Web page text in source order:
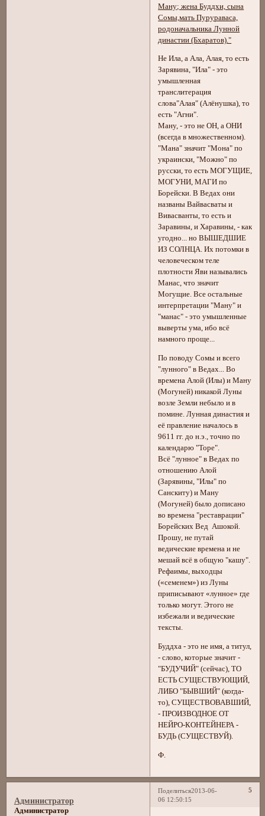
Ману; жена Буддхи, сына
Сомы,мать Пурураваса,
родоначальника Лунной
династии (Бхаратов)."
Не Ила, а Ала, Алая, то есть
Зарявина, "Ила" - это
умышленная
транслитерация
слова"Алая" (Алёнушка), то
есть "Агни".
Ману, - это не ОН, а ОНИ
(всегда в множественном).
"Мана" значит "Мона" по
украински, "Можно" по
русски, то есть МОГУЩИЕ,
МОГУНИ, МАГИ по
Борейски. В Ведах они
названы Вайвасваты и
Вивасванты, то есть и
Заравины, и Харавины, - как
угодно... но ВЫШЕДШИЕ
ИЗ СОЛНЦА. Их потомки в
человеческом теле
плотности Яви назывались
Манас, что значит
Могущие. Все остальные
интерпретации "Ману" и
"манас" - это умышленные
выверты ума, ибо всё
намного проще...
По поводу Сомы и всего
"лунного" в Ведах... Во
времена Алой (Илы) и Ману
(Могуней) никакой Луны
возле Земли небыло и в
помине. Лунная династия и
её правление началось в
9611 гг. до н.э., точно по
календарю "Торе".
Всё "лунное" в Ведах по
отношению Алой
(Зарявины, "Илы" по
Санскиту) и Ману
(Могуней) было дописано
во времена "реставрации"
Борейских Вед Ашокой.
Прошу, не путай
ведические времена и не
мешай всё в общую "кашу".
Рефаимы, выходцы
(«семенем») из Луны
приписывают «лунное» где
только могут. Этого не
избежали и ведические
тексты.
Буддха - это не имя, а титул,
- слово, которые значит -
"БУДУЧИЙ" (сейчас), ТО
ЕСТЬ СУЩЕСТВУЮЩИЙ,
ЛИБО "БЫВШИЙ" (когда-
то), СУЩЕСТВОВАВШИЙ,
- ПРОИЗВОДНОЕ ОТ
НЕЙРО-КОНТЕЙНЕРА -
БУДЬ (СУЩЕСТВУЙ).
Ф.
Поделиться 5
2013-06-
06 12:50:15
Администратор
Администратор